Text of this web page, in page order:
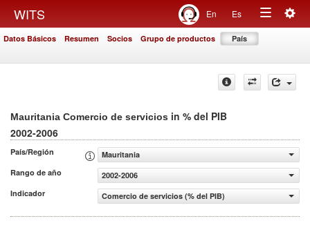
WITS En Es
Toggle
Datos Básicos Resumen Socios Grupo de productos País
Mauritania Comercio de servicios in % del PIB
2002-2006
País/Región
Mauritania
Rango de año
2002-2006
Indicador
Comercio de servicios (% del PIB)